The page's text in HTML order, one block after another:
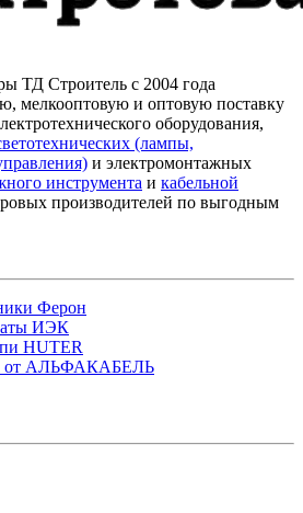
ТД Строитель с 2004 года
мелкооптовую и оптовую поставку
оборудования,
(лампы,
и электромонтажных
инструмента и кабельной
производителей по выгодным
Ферон
ИЭК
HUTER
от АЛЬФАКАБЕЛЬ